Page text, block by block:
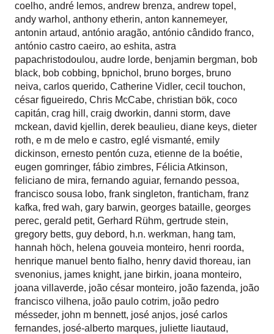
coelho, andré lemos, andrew brenza, andrew topel ,
andy warhol , anthony etherin, anton kannemeyer,
antonin artaud, antónio aragão, antónio cândido franco,
antónio castro caeiro, ao eshita, astra
papachristodoulou, audre lorde, benjamin bergman, bob
black, bob cobbing, bpnichol , bruno borges, bruno
neiva, carlos querido, Catherine Vidler, cecil touchon,
césar figueiredo, Chris McCabe, christian bök, coco
capitán, crag hill , craig dworkin, danni storm, dave
mckean, david kjellin, derek beaulieu, diane keys, dieter
roth, e m de melo e castro, eglé vismanté, emily
dickinson, ernesto pentón cuza, etienne de la boétie,
eugen gomringer, fábio zimbres, Félicia Atkinson,
feliciano de mira, fernando aguiar, fernando pessoa,
francisco sousa lobo, frank singleton, franticham, franz
kafka, fred wah, gary barwin, georges bataille, georges
perec, gerald petit, Gerhard Rühm, gertrude stein,
gregory betts, guy debord, h.n. werkman, hang tam,
hannah höch, helena gouveia monteiro, henri roorda,
henrique manuel bento fialho, henry david thoreau, ian
svenonius, james knight, jane birkin, joana monteiro,
joana villaverde, joão césar monteiro, joão fazenda, joão
francisco vilhena, joão paulo cotrim, joão pedro
mésseder, john m bennett, josé anjos, josé carlos
fernandes, josé-alberto marques, juliette liautaud,